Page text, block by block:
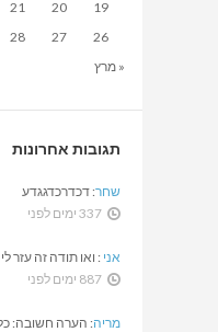
« מרץ
19
20
21
26
27
28
תגובות אחרונות
שחר: דכדרכדגגדע
337 ימים לפני
אני : ואו תודה זה עזר
887 ימים לפני
מריה: הערה חשובה: